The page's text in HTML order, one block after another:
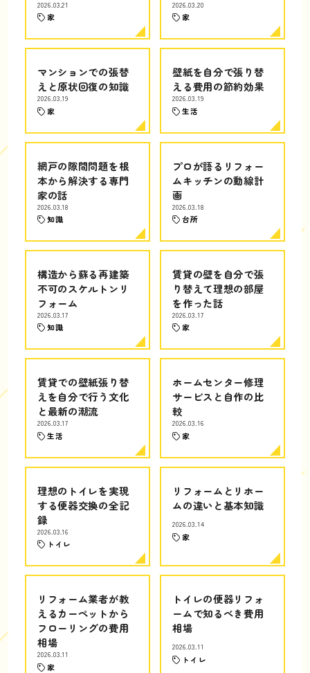
2026.03.21
家
2026.03.20
家
マンションでの張替
えと原状回復の知識
2026.03.19
家
壁紙を自分で張り替
える費用の節約効果
2026.03.19
生活
網戸の隙間問題を根
本から解決する専門
家の話
2026.03.18
知識
プロが語るリフォー
ムキッチンの動線計
画
2026.03.18
台所
構造から蘇る再建築
不可のスケルトンリ
フォーム
2026.03.17
知識
賃貸の壁を自分で張
り替えて理想の部屋
を作った話
2026.03.17
家
賃貸での壁紙張り替
えを自分で行う文化
と最新の潮流
2026.03.17
生活
ホームセンター修理
サービスと自作の比
較
2026.03.16
家
理想のトイレを実現
する便器交換の全記
録
2026.03.16
トイレ
リフォームとリホー
ムの違いと基本知識
2026.03.14
家
リフォーム業者が教
えるカーペットから
フローリングの費用
相場
2026.03.11
家
トイレの便器リフォ
ームで知るべき費用
相場
2026.03.11
トイレ